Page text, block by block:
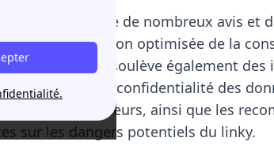
suscite de nombreux avis et
à offrir une gestion optimisée de la
à distance, il soulève également
et la confidentialité des
avis des utilisateurs, ainsi que les
sur les dangers potentiels du linky.